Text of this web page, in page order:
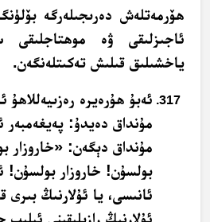
ھۆرمەتلەش دەرىجىلەرگە
ئاجىزلىقى ۋە موھتاجلىقى
ياخشىلىق قىلىش تەكىتلەنگەن.
ئەبۇ ھۇرەيرە رەزىيەللاھۇ
مۇنداق دەيدۇ: پەيغەمبەر
مۇنداق دېگەن: «خاروزار
بولسۇن! خاروزار بولسۇن!
ئانىسى، يا ئۇلارنىڭ بىرى
ئۇلارنىڭ رازىلىقىنى ئېلىپ